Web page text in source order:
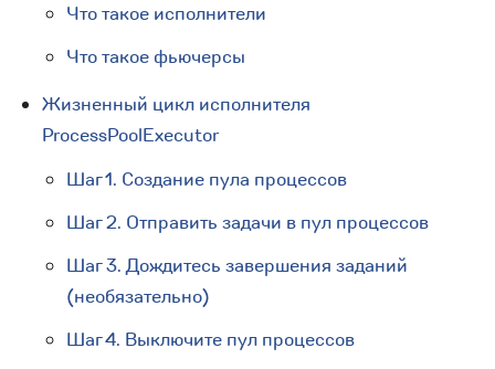
Что такое исполнители
Что такое фьючерсы
Жизненный цикл исполнителя
ProcessPoolExecutor
Шаг 1. Создание пула процессов
Шаг 2. Отправить задачи в пул процессов
Шаг 3. Дождитесь завершения заданий
(необязательно)
Шаг 4. Выключите пул процессов